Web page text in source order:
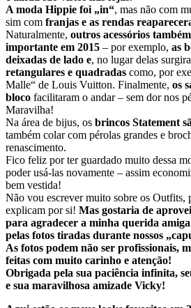
A moda Hippie foi „in“, mas não com
sim com franjas e as rendas
Naturalmente, outros acessórios
importante em 2015 – por exemplo, as
deixadas de lado e, no lugar delas
retangulares e quadradas como, por
Malle“ de Louis Vuitton. Finalmente, os
bloco facilitaram o andar – sem dor nos
Maravilha!
Na área de bijus, os brincos Statement
também colar com pérolas grandes e
renascimento.
Fico feliz por ter guardado muito dessa
poder usá-las novamente – assim
bem vestida!
Não vou escrever muito sobre os Outfits,
explicam por si! Mas gostaria de
para agradecer a minha querida
pelas fotos tiradas durante nossos
As fotos podem não ser profissionais,
feitas com muito carinho e atenção!
Obrigada pela sua paciência infinita,
e sua maravilhosa amizade Vicky!